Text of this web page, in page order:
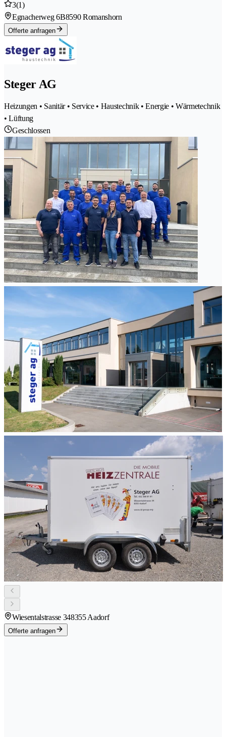
3(1)
Egnacherweg 6B8590 Romanshorn
Offerte anfragen
Steger AG
Heizungen • Sanitär • Service • Haustechnik • Energie • Wärmetechnik
• Lüftung
Geschlossen
Wiesentalstrasse 348355 Aadorf
Offerte anfragen